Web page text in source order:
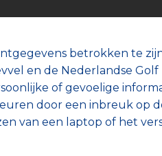
betrokken te
en de Nederlandse
of gevoelige
door een inbreuk op
van een laptop of het